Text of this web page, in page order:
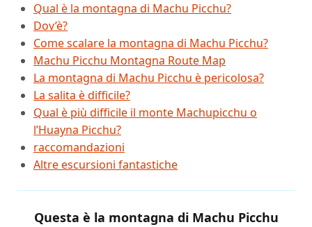
Qual è la montagna di Machu Picchu?
Dov’è?
Come scalare la montagna di Machu Picchu?
Machu Picchu Montagna Route Map
La montagna di Machu Picchu è pericolosa?
La salita è difficile?
Qual è più difficile il monte Machupicchu o
l’Huayna Picchu?
raccomandazioni
Altre escursioni fantastiche
Questa è la montagna di Machu Picchu